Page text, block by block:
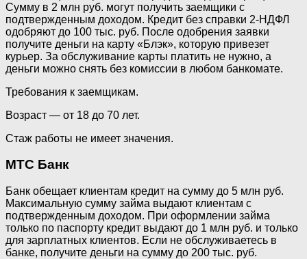
Сумму в 2 млн руб. могут получить заемщики с
подтвержденным доходом. Кредит без справки 2-НДФЛ
одобряют до 100 тыс. руб. После одобрения заявки
получите деньги на карту «Блэк», которую привезет
курьер. За обслуживание карты платить не нужно, а
деньги можно снять без комиссии в любом банкомате.
Требования к заемщикам.
Возраст — от 18 до 70 лет.
Стаж работы не имеет значения.
МТС Банк
Банк обещает клиентам кредит на сумму до 5 млн руб.
Максимальную сумму займа выдают клиентам с
подтвержденным доходом. При оформлении займа
только по паспорту кредит выдают до 1 млн руб. и только
для зарплатных клиентов. Если не обслуживаетесь в
банке, получите деньги на сумму до 200 тыс. руб.